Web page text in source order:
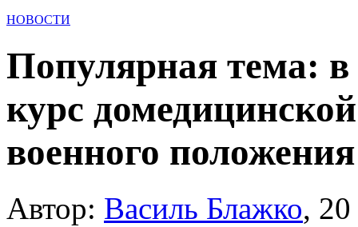
НОВОСТИ
Популярная тема: в
курс
военного положения
Автор: Василь Блажко,